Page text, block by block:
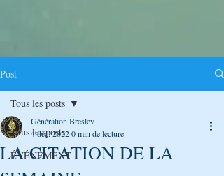
Post
Tous les posts
ÉVÉNEMENT
Tous les posts
LA CITATION DE LA
Génération Breslev
4 déc. 20220 min de lecture